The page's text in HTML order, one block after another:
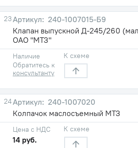
23
240-1007015-Б9
Клапан выпускной Д-245/260
ОАО "МТЗ"
Наличие
Обратитесь к
консультанту
К схеме
24
240-1007020
Колпачок маслосъемный МТЗ
Цена с НДС
14 руб.
К схеме